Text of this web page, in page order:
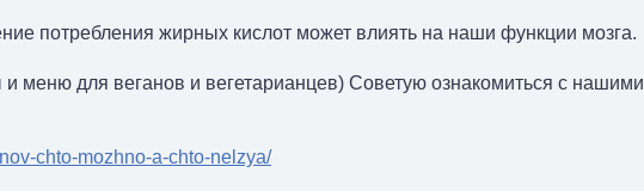
потребления жирных кислот может влиять на наши функции мозга.
и меню для веганов и вегетарианцев) Советую ознакомиться с нашими
chto-mozhno-a-chto-nelzya/